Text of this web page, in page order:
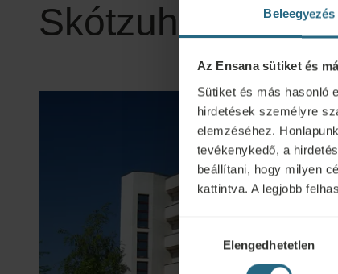
Beleegyezés
Az Ensana sütiket és
Sütiket és más hasonló
hirdetések személyre
elemzéséhez.
tevékenykedő, a
beállítani, hogy milyen
kattintva. A legjobb
Hozzájárulás
kiválasztásaElengedhetetlen
Skótzuhany